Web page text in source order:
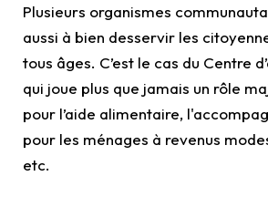
Plusieurs organismes
aussi à bien desservir les
tous âges. C’est le cas du Centre
qui joue plus que jamais un rôle
pour l’aide alimentaire,
pour les ménages à revenus
etc.